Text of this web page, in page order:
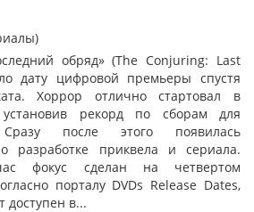
обряд» (The Conjuring: Last
дату цифровой премьеры спустя
Хоррор отлично стартовал в
установив рекорд по сборам для
после этого появилась
разработке приквела и сериала.
фокус сделан на четвертом
порталу DVDs Release Dates,
доступен в...